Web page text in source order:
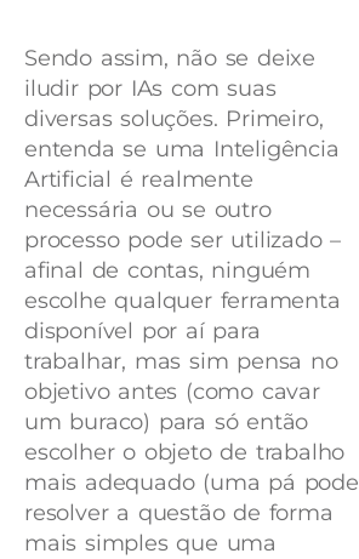
Sendo assim, não se deixe
iludir por IAs com suas
diversas soluções. Primeiro,
entenda se uma Inteligência
Artificial é realmente
necessária ou se outro
processo pode ser utilizado –
afinal de contas, ninguém
escolhe qualquer ferramenta
disponível por aí para
trabalhar, mas sim pensa no
objetivo antes (como cavar
um buraco) para só então
escolher o objeto de trabalho
mais adequado (uma pá pode
resolver a questão de forma
mais simples que uma